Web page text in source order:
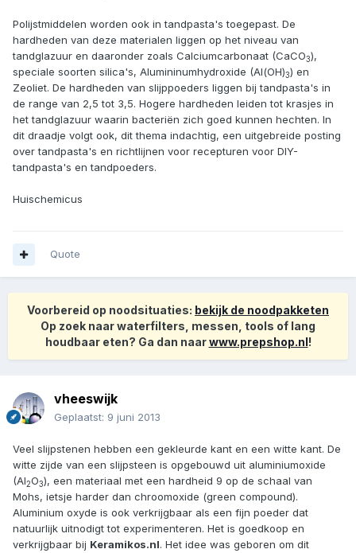
Polijstmiddelen worden ook in tandpasta's toegepast. De
hardheden van deze materialen liggen op het niveau van
tandglazuur en daaronder zoals Calciumcarbonaat (CaCO3),
speciale soorten silica's, Alumininumhydroxide (Al(OH)3) en
Zeoliet. De hardheden van slijppoeders liggen bij tandpasta's in
de range van 2,5 tot 3,5. Hogere hardheden leiden tot krasjes in
het tandglazuur waarin bacteriën zich goed kunnen hechten. In
dit draadje volgt ook, dit thema indachtig, een uitgebreide posting
over tandpasta's en richtlijnen voor recepturen voor DIY-
tandpasta's en tandpoeders.
Huischemicus
Quote
Voorbereid op noodsituaties: bekijk de noodpakketen
Op zoek naar waterfilters, messen, tools of lang
houdbaar eten? Ga dan naarwww.prepshop.nl!
vheeswijk
Geplaatst: 9 juni 2013
Veel slijpstenen hebben een gekleurde kant en een witte kant. De
witte zijde van een slijpsteen is opgebouwd uit aluminiumoxide
(Al2O3), een materiaal met een hardheid 9 op de schaal van
Mohs, ietsje harder dan chroomoxide (green compound).
Aluminium oxyde is ook verkrijgbaar als een fijn poeder dat
natuurlijk uitnodigt tot experimenteren. Het is goedkoop en
verkrijgbaar bij Keramikos.nl. Het idee was geboren om dit